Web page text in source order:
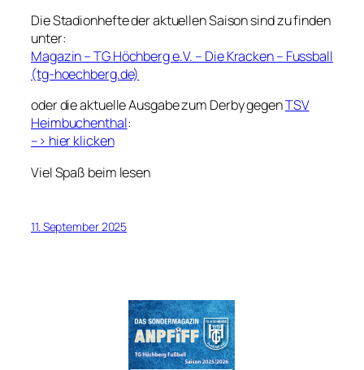
Die Stadionhefte der aktuellen Saison sind zu finden
unter:
Magazin – TG Höchberg e.V. – Die Kracken – Fussball
(tg-hoechberg.de)
oder die aktuelle Ausgabe zum Derby gegenTSV
Heimbuchenthal:
–> hier klicken
Viel Spaß beim lesen
11. September 2025